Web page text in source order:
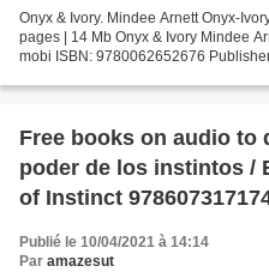
Onyx & Ivory. Mindee Arnett Onyx-
pages | 14 Mb Onyx & Ivory Mindee
mobi ISBN: 9780062652676
Free books on audio to
poder de los instintos /
of Instinct
Publié le 10/04/2021 à 14:14
Par amazesut